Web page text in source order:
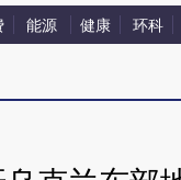
能源 健康 环科